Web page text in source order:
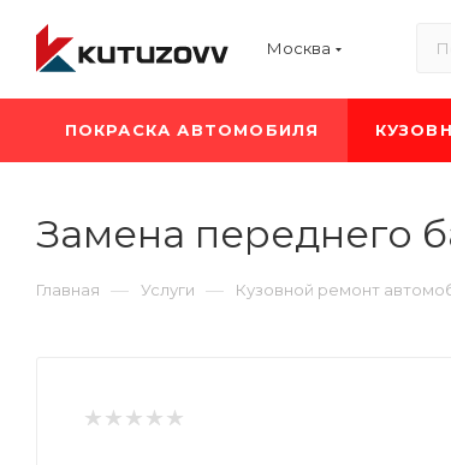
Москва
ПОКРАСКА АВТОМОБИЛЯ
Замена переднего
Главная — Услуги — Кузовной ремонт